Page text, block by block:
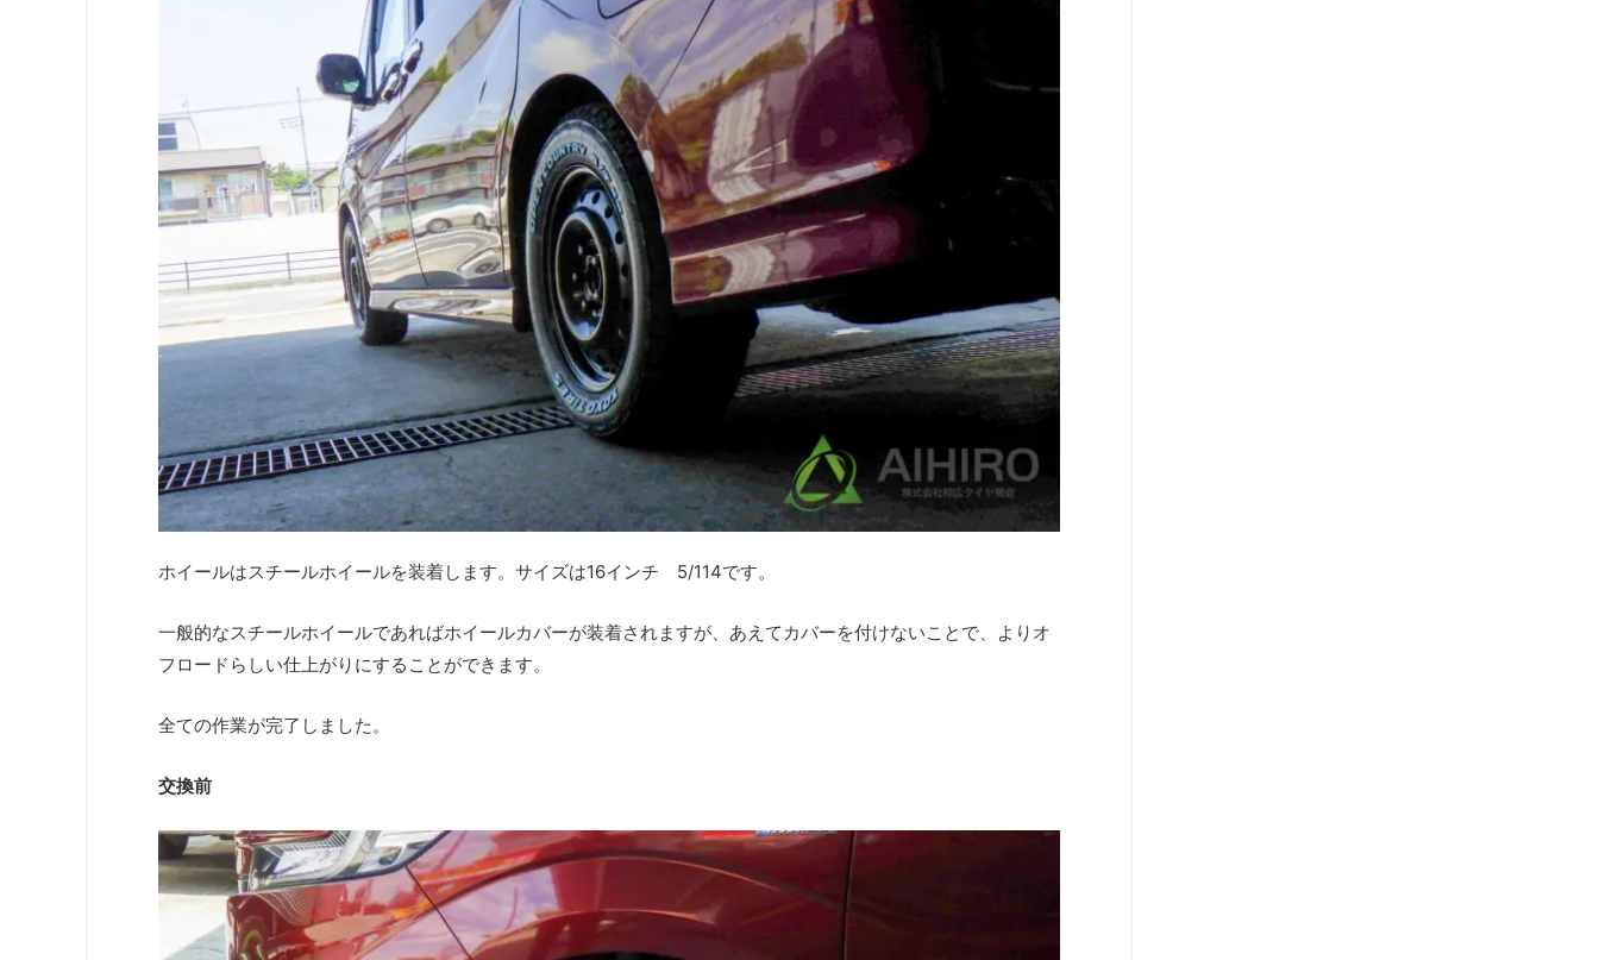
ホイールはスチールホイールを装着します。サイズは16インチ 5/114です。
一般的なスチールホイールであればホイールカバーが装着されますが、あえてカバーを付けないことで、よりオ
フロードらしい仕上がりにすることができます。
全ての作業が完了しました。
交換前